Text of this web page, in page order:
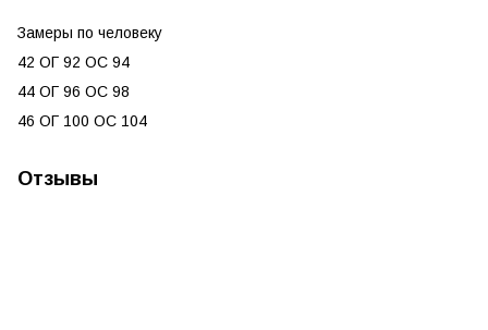
Замеры по человеку
42 ОГ 92 ОС 94
44 ОГ 96 ОС 98
46 ОГ 100 ОС 104
Отзывы